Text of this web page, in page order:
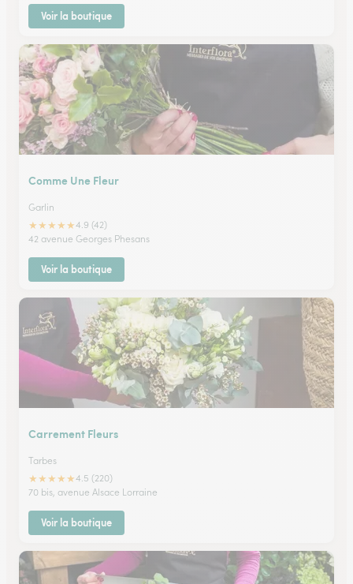
Voir la boutique
Comme Une Fleur
Garlin
★★★★★4.9 (42)
42 avenue Georges Phesans
Voir la boutique
Carrement Fleurs
Tarbes
★★★★★4.5 (220)
70 bis, avenue Alsace Lorraine
Voir la boutique